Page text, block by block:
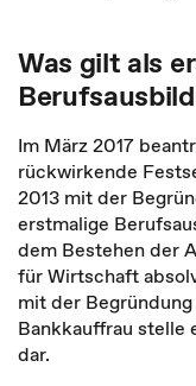
Was gilt als
Im März 2017
rückwirkende
2013 mit der
erstmalige
dem Bestehen der
für Wirtschaft
mit der
Bankkauffrau stelle
dar.